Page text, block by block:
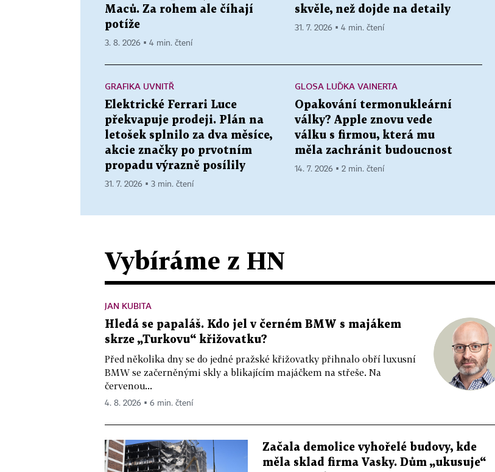
Maců. Za rohem ale číhají
potíže
3. 8. 2026 ▪ 4 min. čtení
skvěle, než dojde na detaily
31. 7. 2026 ▪ 4 min. čtení
GRAFIKA UVNITŘ
Elektrické Ferrari Luce
překvapuje prodeji. Plán na
letošek splnilo za dva měsíce,
akcie značky po prvotním
propadu výrazně posílily
31. 7. 2026 ▪ 3 min. čtení
GLOSA LUĎKA VAINERTA
Opakování termonukleární
války? Apple znovu vede
válku s firmou, která mu
měla zachránit budoucnost
14. 7. 2026 ▪ 2 min. čtení
Vybíráme z HN
JAN KUBITA
Hledá se papaláš. Kdo jel v černém BMW s majákem
skrze „Turkovu“ křižovatku?
Před několika dny se do jedné pražské křižovatky přihnalo obří luxusní
BMW se začerněnými skly a blikajícím majáčkem na střeše. Na
červenou...
4. 8. 2026 ▪ 6 min. čtení
Začala demolice vyhořelé budovy, kde
měla sklad firma Vasky. Dům „ukusuje“